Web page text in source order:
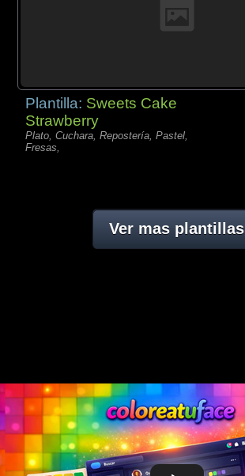
Plantilla: Sweets Cake
Strawberry
Plato, Cuchara, Repostería, Pastel,
Fresas,
Ver mas plantillas